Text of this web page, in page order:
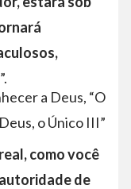
”.
a Deus, “O
o Único III”
como você
de